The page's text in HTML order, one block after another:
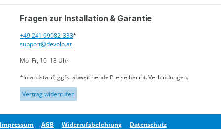
Fragen zur Installation & Garantie
+49 241 99082-333*
support@devolo.at
Mo–Fr, 10–18 Uhr
*Inlandstarif; ggfs. abweichende Preise bei int. Verbindungen.
Vertrag widerrufen
Impressum AGB Widerrufsbelehrung
Datenschutz